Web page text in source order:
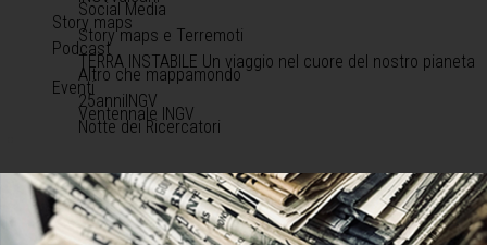
Social Media
Story maps
Story maps e Terremoti
Podcast
TERRA INSTABILE Un viaggio nel cuore del nostro pianeta
Altro che mappamondo
Eventi
25anniINGV
Ventennale INGV
Notte dei Ricercatori